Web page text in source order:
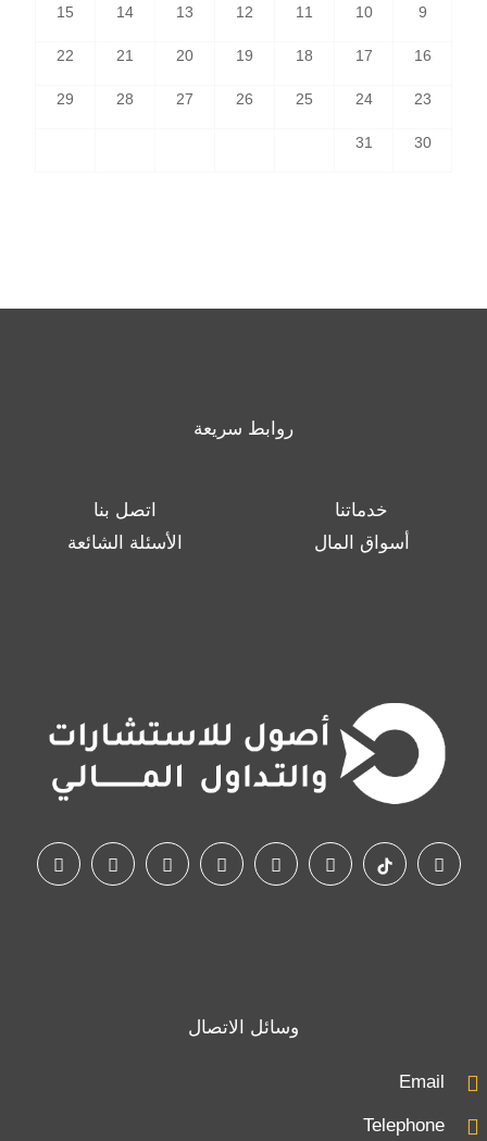
9
10
11
12
13
14
15
16
17
18
19
20
21
22
23
24
25
26
27
28
29
30
31
روابط سريعة
خدماتنا
اتصل بنا
أسواق المال
الأسئلة الشائعة
وسائل الاتصال
Email
Telephone